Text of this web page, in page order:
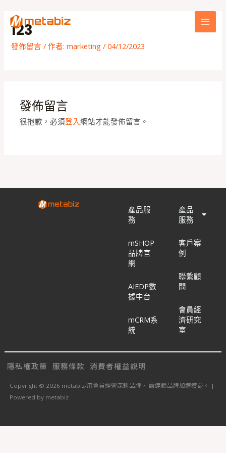
123
發佈留言 / 作者:marketing/04/12/2023
發佈留言
很抱歉，必須登入網站才能發佈留言。
產品服
務
mSHOP
品牌官
網
AIEDP數
據中台
mCRM系
統
產品
服務
客戶案
例
聯繫顧
問
會員經
濟研究
室
Copyright © 2026 metabiz-用會員經營深耕品牌， 讓連鎖品牌加速獲益。 |
Powered by metabiz
隱私權政策 服務條款 消費者權益說明